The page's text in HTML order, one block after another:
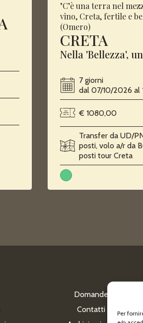
Per
"C’è una terra nel
vino, Creta, fertile e
(Omero)
CRETA
Nella 'Bellezza',
7 giorni
dal 07/10/2026 al
€ 1080,00
Transfer da UD/
posti, volo a/r da
posti tour Creta
Domande
Contatti